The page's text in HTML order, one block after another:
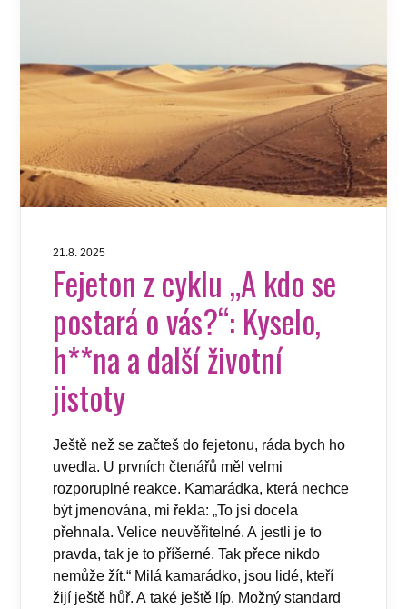
21.8. 2025
Fejeton z cyklu „A kdo se
postará o vás?“: Kyselo,
h**na a další životní
jistoty
Ještě než se začteš do fejetonu, ráda bych ho
uvedla. U prvních čtenářů měl velmi
rozporuplné reakce. Kamarádka, která nechce
být jmenována, mi řekla: „To jsi docela
přehnala. Velice neuvěřitelné. A jestli je to
pravda, tak je to příšerné. Tak přece nikdo
nemůže žít.“ Milá kamarádko, jsou lidé, kteří
žijí ještě hůř. A také ještě líp. Možný standard